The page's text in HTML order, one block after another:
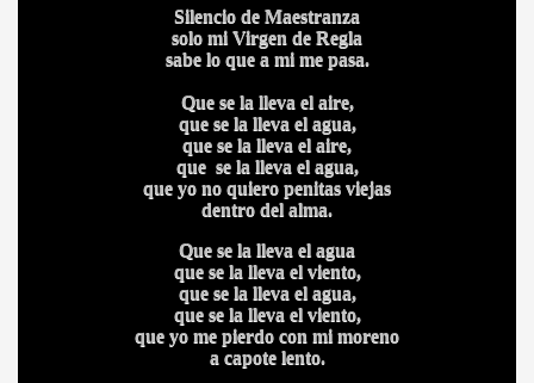
Silencio de Maestranza
solo mi Virgen de Regla
sabe lo que a mi me pasa.
Que se la lleva el aire,
que se la lleva el agua,
que se la lleva el aire,
que se la lleva el agua,
que yo no quiero penitas viejas
dentro del alma.
Que se la lleva el agua
que se la lleva el viento,
que se la lleva el agua,
que se la lleva el viento,
que yo me pierdo con mi moreno
a capote lento.